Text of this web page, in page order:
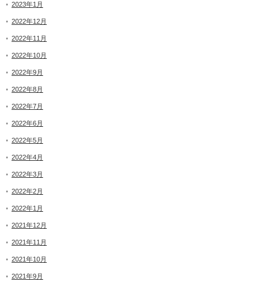
2023年1月
2022年12月
2022年11月
2022年10月
2022年9月
2022年8月
2022年7月
2022年6月
2022年5月
2022年4月
2022年3月
2022年2月
2022年1月
2021年12月
2021年11月
2021年10月
2021年9月